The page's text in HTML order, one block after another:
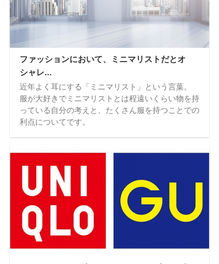
ファッションにおいて、ミニマリストだとオ
シャレ...
近年よく耳にする「ミニマリスト」という言葉。
服が大好きでミニマリストとは程遠いくらい物を持
っている自分の考えと、たくさん服を持つことでの
利点についてです。